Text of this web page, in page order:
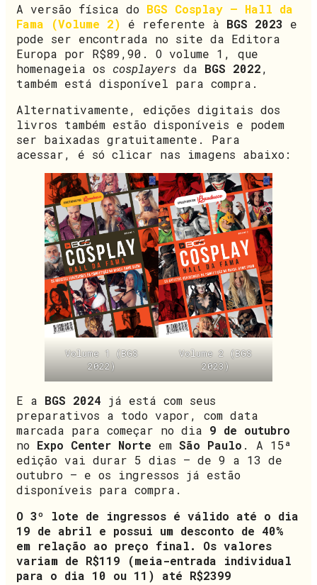
A versão física do BGS Cosplay – Hall da
Fama (Volume 2) é referente à BGS 2023 e
pode ser encontrada no site da Editora
Europa por R$89,90. O volume 1, que
homenageia os cosplayers da BGS 2022,
também está disponível para compra.
Alternativamente, edições digitais dos
livros também estão disponíveis e podem
ser baixadas gratuitamente. Para
acessar, é só clicar nas imagens abaixo:
Volume 1 (BGS
2022)
Volume 2 (BGS
2023)
E a BGS 2024 já está com seus
preparativos a todo vapor, com data
marcada para começar no dia 9 de outubro
no Expo Center Norte em São Paulo . A 15ª
edição vai durar 5 dias – de 9 a 13 de
outubro – e os ingressos já estão
disponíveis para compra.
O 3º lote de ingressos é válido até o dia
19 de abril e possui um desconto de 40%
em relação ao preço final. Os valores
variam de R$119 (meia-entrada individual
para o dia 10 ou 11) até R$2399